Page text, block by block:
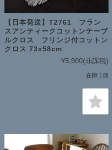
【日本発送】T2761 フラン
スアンティークコットンテーブ
ルクロス フリンジ付コットン
クロス 73x58cm
¥5,900(非課税)
在庫 1個